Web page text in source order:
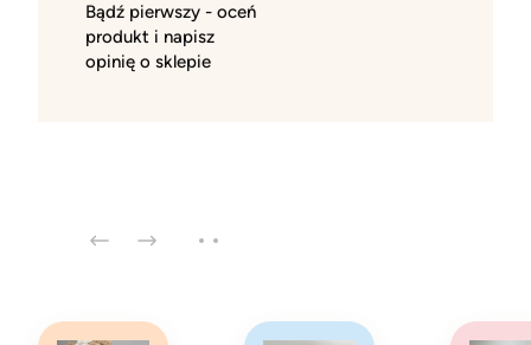
Bądź pierwszy - oceń
produkt i napisz
opinię o sklepie